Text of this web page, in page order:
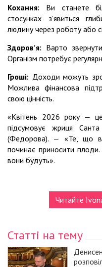
Кохання: Ви станете
стосунках з’явиться
людину через роботу або
Здоровʼя: Варто
Організм потребує
Гроші: Доходи можуть
Можлива фінансова
свою цінність.
«Квітень 2026 року — це
підсумовує жриця
(Федорова). — «Те, що ви
починає приносити плоди.
вони будуть».
Читайте
Статті на тему